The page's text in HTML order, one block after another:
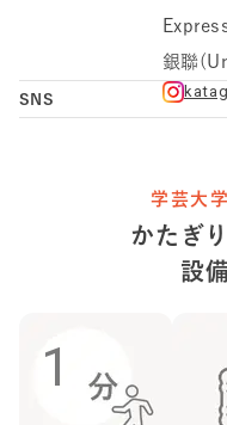
銀聯
SNS
学芸大
かたぎ
設
1